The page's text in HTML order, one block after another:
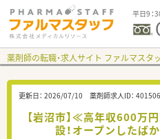
平日9：
薬剤師の転職・求人サイト ファルマスタ
更新日： 2026/07/10 薬剤師求人ID： 401506
【岩沼市】≪高年収600万
設！オープンしたば